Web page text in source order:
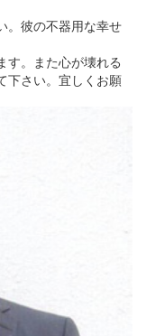
。彼の不器用な幸せ
す。また心が壊れる
下さい。宜しくお願